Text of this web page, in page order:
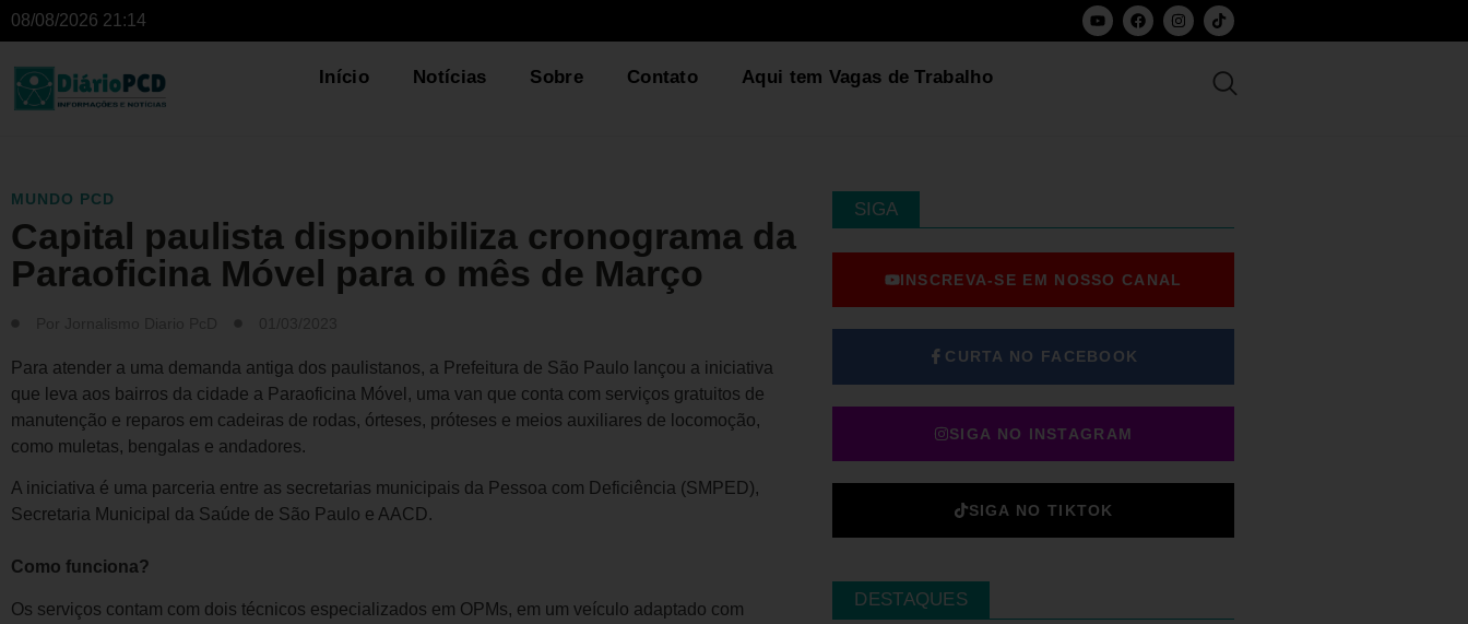
08/08/2026 21:14
Início Notícias Sobre Contato Aqui tem Vagas de Trabalho
MUNDO PCD
Capital paulista disponibiliza cronograma da
Paraoficina Móvel para o mês de Março
Para atender a uma demanda antiga dos paulistanos, a Prefeitura de São Paulo lançou a iniciativa
que leva aos bairros da cidade a Paraoficina Móvel, uma van que conta com serviços gratuitos de
manutenção e reparos em cadeiras de rodas, órteses, próteses e meios auxiliares de locomoção,
como muletas, bengalas e andadores.
A iniciativa é uma parceria entre as secretarias municipais da Pessoa com Deficiência (SMPED),
Secretaria Municipal da Saúde de São Paulo e AACD.
Como funciona?
Os serviços contam com dois técnicos especializados em OPMs, em um veículo adaptado com
SIGA
INSCREVA-SE EM NOSSO CANAL
CURTA NO FACEBOOK
SIGA NO INSTAGRAM
SIGA NO TIKTOK
DESTAQUES